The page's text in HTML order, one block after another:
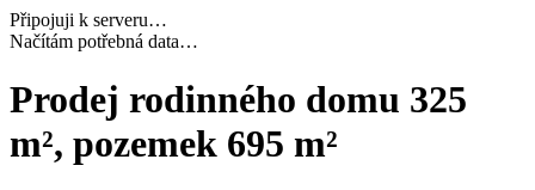
Připojuji k serveru…
Dokončuji inicializaci…
Prodej rodinného domu 325
m², pozemek 695 m²